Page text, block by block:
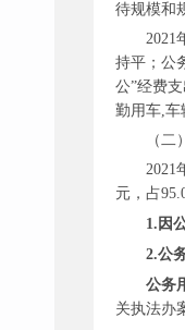
待规模和
2021
持平；公
公”经费
勤用车,车
（
2021
元，占
1.因
2.公
公务
关执法办